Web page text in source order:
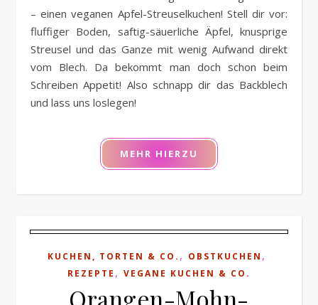
– einen veganen Apfel-Streuselkuchen! Stell dir vor:
fluffiger Boden, saftig-säuerliche Äpfel, knusprige
Streusel und das Ganze mit wenig Aufwand direkt
vom Blech. Da bekommt man doch schon beim
Schreiben Appetit! Also schnapp dir das Backblech
und lass uns loslegen!
MEHR HIERZU
KUCHEN, TORTEN & CO. , OBSTKUCHEN ,
REZEPTE , VEGANE KUCHEN & CO.
Orangen-Mohn-